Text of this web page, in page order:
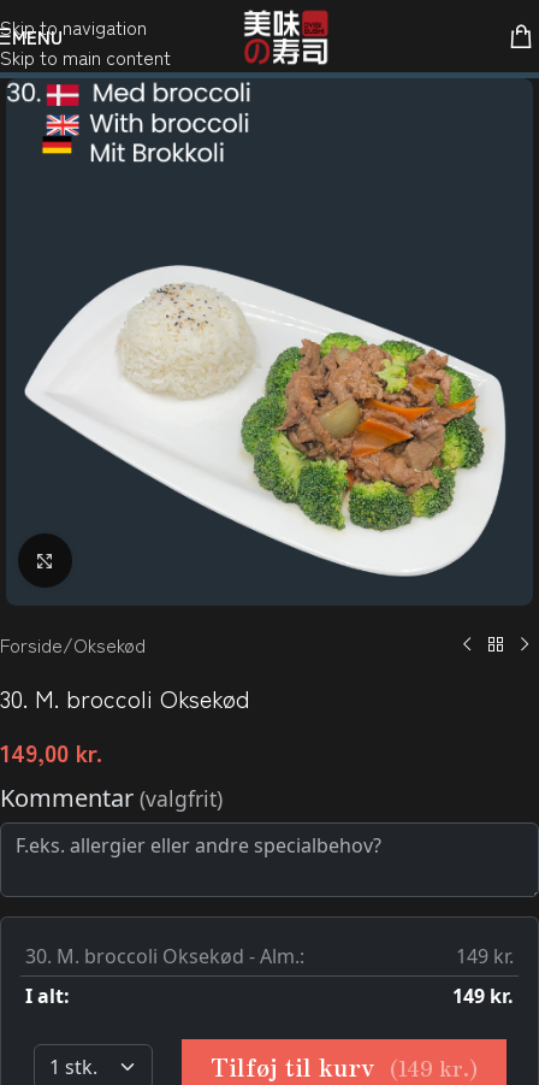
Skip to navigation
Skip to main content
MENU
Klik for at forstørre
Forside/Oksekød
30. M. broccoli Oksekød
149,00 kr.